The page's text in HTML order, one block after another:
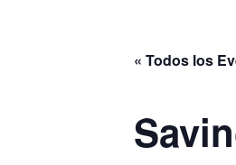
« Todos los